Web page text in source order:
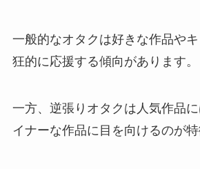
一般的なオタクは好きな作品や
狂的に応援する傾向があります。
一方、逆張りオタクは人気作品
イナーな作品に目を向けるのが特